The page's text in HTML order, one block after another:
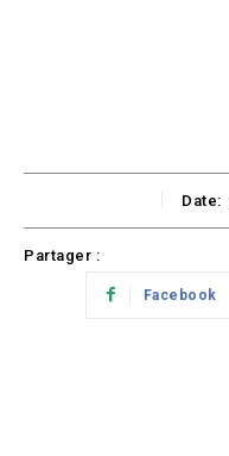
Date:
Partager :
Facebook